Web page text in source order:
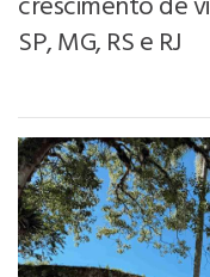
SP, MG, RS e RJ